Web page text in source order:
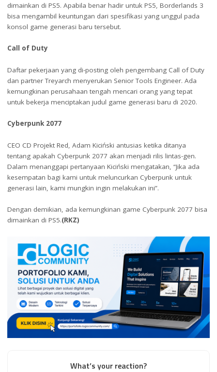
dimainkan di PS5. Apabila benar hadir untuk PS5, Borderlands 3
bisa mengambil keuntungan dari spesifikasi yang unggul pada
konsol game generasi baru tersebut.
Call of Duty
Daftar pekerjaan yang di-posting oleh pengembang Call of Duty
dan partner Treyarch menyerukan Senior Tools Engineer. Ada
kemungkinan perusahaan tengah mencari orang yang tepat
untuk bekerja menciptakan judul game generasi baru di 2020.
Cyberpunk 2077
CEO CD Projekt Red, Adam Kiciński antusias ketika ditanya
tentang apakah Cyberpunk 2077 akan menjadi rilis lintas-gen.
Dalam menanggapi pertanyaan Kiciński mengatakan, “Jika ada
kesempatan bagi kami untuk meluncurkan Cyberpunk untuk
generasi lain, kami mungkin ingin melakukan ini”.
Dengan demikian, ada kemungkinan game Cyberpunk 2077 bisa
dimainkan di PS5.(RKZ)
What’s your reaction?